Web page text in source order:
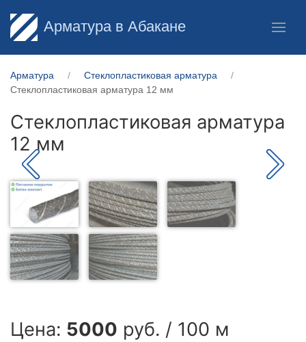
Арматура в Абакане
Арматура
Стеклопластиковая арматура
Стеклопластиковая арматура 12 мм
Стеклопластиковая арматура
12 мм
Цена: 5000 руб. / 100 м